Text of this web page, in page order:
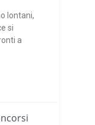
lontani,
si
a